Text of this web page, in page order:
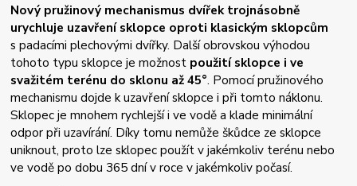
Nový pružinový mechanismus dvířek trojnásobně
urychluje uzavření sklopce oproti klasickým sklopcům
s padacími plechovými dvířky. Další obrovskou výhodou
tohoto typu sklopce je možnost použití sklopce i ve
svažitém terénu do sklonu až 45°. Pomocí pružinového
mechanismu dojde k uzavření sklopce i při tomto náklonu.
Sklopec je mnohem rychlejší i ve vodě a klade minimální
odpor při uzavírání. Díky tomu nemůže škůdce ze sklopce
uniknout, proto lze sklopec použít v jakémkoliv terénu nebo
ve vodě po dobu 365 dní v roce v jakémkoliv počasí.